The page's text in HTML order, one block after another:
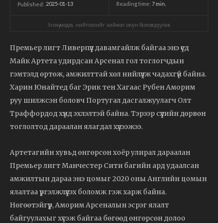
Published: 2025-01-13 Reading time: 7 min.
Энэхүү мэдээ, нийтлэлийг хиймэл оюун боловсруулав.
Премьер лигт Ливерпүүл давамгайлж байгаа энэ үед
Майк Артета удирдсан Арсенал гол тоглогчдын
гэмтэлд өртөж, амжилттай хөл нийлүүлж чадахгүй байна.
Харин Юнайтед баг Эрик тен Хагаас Рубен Аморим
руу шилжсэн боловч Португал дасгалжуулагч Олт
Траффордод хүнд эхлэлтэй байна. Тэрээр сүүлийн дөрвөн
тоглолтод дараалан ялагдал хүлээжээ.
Артетагийн хувьд өнгөрсөн хоёр улирал дараалан
Премьер лигт Манчестер Сити багийн ард удаалсан
амжилтын дараа энэ цомыг 2020 оны Английн цомын
ялалтаа үргэлжлүүлэх боломж гэж харж байна.
Нөгөөтэйгүүр, Аморим Арсеналын эсрэг ялалт
байгуулахыг хүсэж байгаа бөгөөд өнгөрсөн долоо